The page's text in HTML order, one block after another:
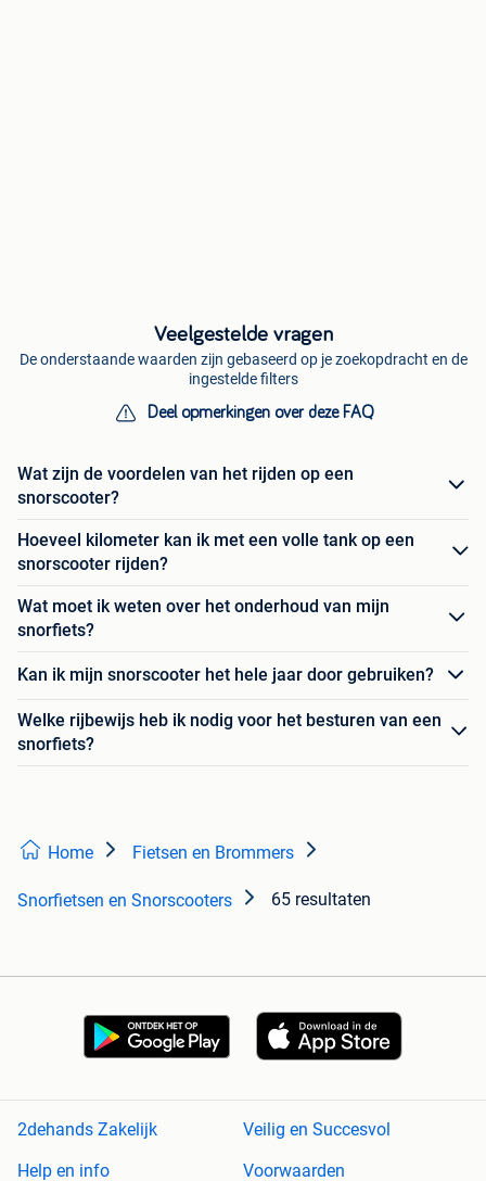
Veelgestelde vragen
De onderstaande waarden zijn gebaseerd op je zoekopdracht en de
ingestelde filters
Deel opmerkingen over deze FAQ
Wat zijn de voordelen van het rijden op een
snorscooter?
Hoeveel kilometer kan ik met een volle tank op een
snorscooter rijden?
Wat moet ik weten over het onderhoud van mijn
snorfiets?
Kan ik mijn snorscooter het hele jaar door gebruiken?
Welke rijbewijs heb ik nodig voor het besturen van een
snorfiets?
Home Fietsen en Brommers
Snorfietsen en Snorscooters 65 resultaten
2dehands Zakelijk
Veilig en Succesvol
Help en info
Voorwaarden